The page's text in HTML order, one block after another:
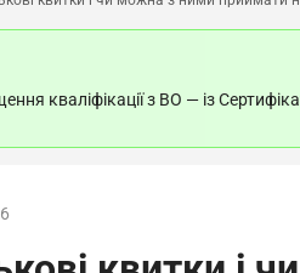
кваліфікації з ВО — із